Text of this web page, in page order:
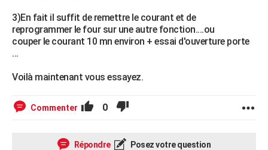
3)En fait il suffit de remettre le courant et de
reprogrammer le four sur une autre fonction....ou
couper le courant 10 mn environ + essai d'ouverture porte
...
Voilà maintenant vous essayez.
Commenter 0
Répondre Posez votre question